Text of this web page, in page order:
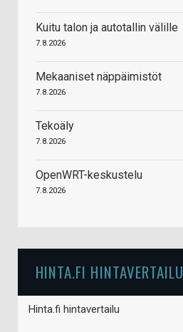
Kuitu talon ja autotallin välille
7.8.2026
Mekaaniset näppäimistöt
7.8.2026
Tekoäly
7.8.2026
OpenWRT-keskustelu
7.8.2026
HINTA.FI HINTAVERTAILU
Hinta.fi hintavertailu